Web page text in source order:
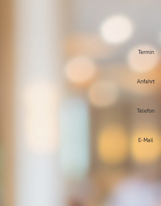
Termin
Anfahrt
Telefon
E-Mail